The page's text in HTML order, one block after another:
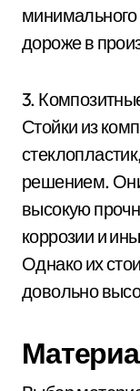
дороже в
3.
Стойки из
решением. Они
высокую
коррозии и
Однако их
довольно